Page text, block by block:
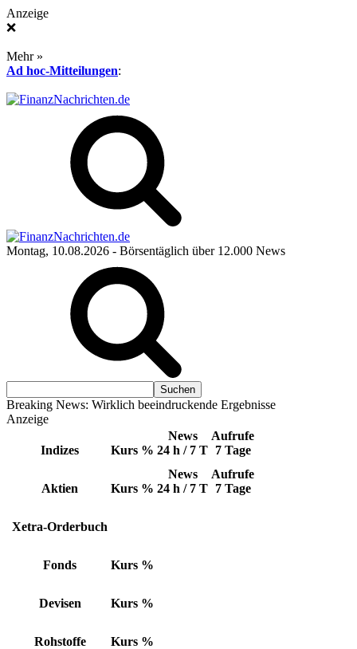
Anzeige
❌
Mehr »
Ad hoc-Mitteilungen:
Montag, 10.08.2026 - Börsentäglich über 12.000 News
Breaking News: Wirklich beeindruckende Ergebnisse
Anzeige
Indizes Kurs %
News
24 h / 7 T
Aufrufe
7 Tage
Aktien Kurs %
News
24 h / 7 T
Aufrufe
7 Tage
Xetra-Orderbuch
Fonds Kurs %
Devisen Kurs %
Rohstoffe Kurs %